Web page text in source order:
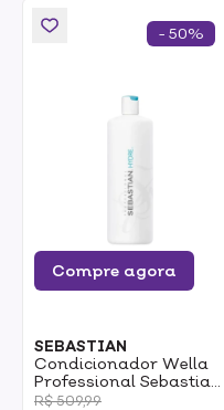
Compre agora
SEBASTIAN
Condicionador Wella
Professional Sebastian
Hydre 1L
R$ 509,99
- 50%